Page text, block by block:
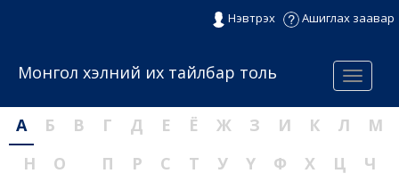
Нэвтрэх Ашиглах заавар
Menu
Монгол хэлний их тайлбар толь
А Б В Г Д Е Ё Ж З И К Л
М
Н
О П Р С Т У Ү Ф Х Ц
Ч